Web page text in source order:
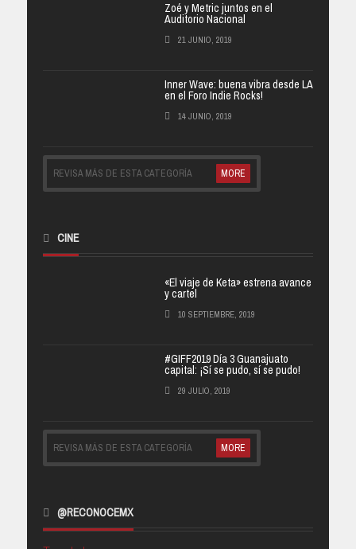
Zoé y Metric juntos en el
Auditorio Nacional
21 JUNIO, 2019
Inner Wave: buena vibra desde LA
en el Foro Indie Rocks!
14 JUNIO, 2019
REVISA MÁS DE ESTA CATEGORÍA MORE
CINE
«El viaje de Keta» estrena avance
y cartel
10 SEPTIEMBRE, 2019
#GIFF2019 Día 3 Guanajuato
capital: ¡Sí se pudo, sí se pudo!
29 JULIO, 2019
REVISA MÁS DE ESTA CATEGORÍA MORE
@RECONOCEMX